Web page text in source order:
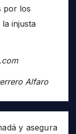
por los
injusta
Alfaro
y asegura